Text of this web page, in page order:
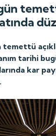
temettü
tarihi
kar